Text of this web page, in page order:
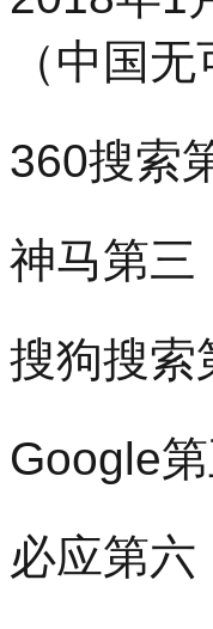
（中国
360搜索
神马第三
搜狗搜索
Google
必应第